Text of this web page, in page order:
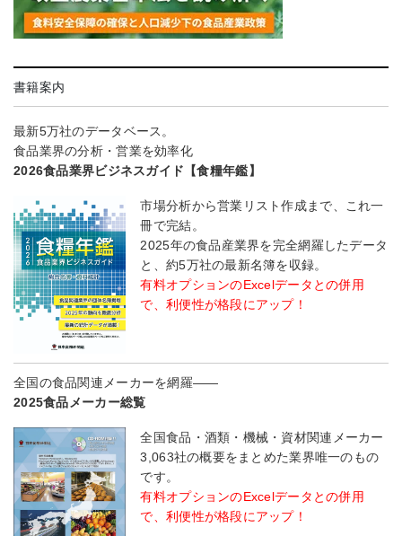
書籍案内
最新5万社のデータベース。
食品業界の分析・営業を効率化
2026食品業界ビジネスガイド【食糧年鑑】
市場分析から営業リスト作成まで、これ一
冊で完結。
2025年の食品産業界を完全網羅したデータ
と、約5万社の最新名簿を収録。
有料オプションのExcelデータとの併用
で、利便性が格段にアップ！
全国の食品関連メーカーを網羅――
2025食品メーカー総覧
全国食品・酒類・機械・資材関連メーカー
3,063社の概要をまとめた業界唯一のもの
です。
有料オプションのExcelデータとの併用
で、利便性が格段にアップ！